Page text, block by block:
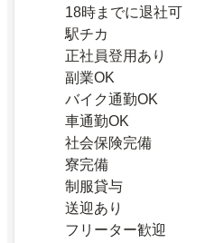
18時までに退社可
駅チカ
正社員登用あり
副業OK
バイク通勤OK
車通勤OK
社会保険完備
寮完備
制服貸与
送迎あり
フリーター歓迎